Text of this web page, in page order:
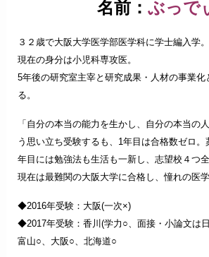
名前： ぶっで
３２歳で大阪大学医学部医学科に学士編入学。
現在の身分は小児科専攻医。
5年後の研究室主宰と研究成果・人材の事業化
る。
「自分の本当の能力を生かし、自分の本当の
う思い立ち受験するも、1年目は合格数ゼロ
年目には勉強法も生活も一新し、志望校４つ全
現在は最難関の大阪大学に合格し、憧れの医
◆2016年受験：大阪(一次×)
◆2017年受験：香川(学力○、面接・小論文は
富山○、大阪○、北海道○